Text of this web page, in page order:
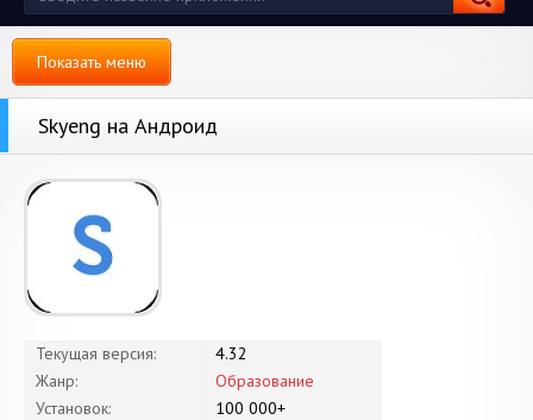
Показать меню
Skyeng на Андроид
Текущая версия:
4.32
Жанр:
Образование
Установок:
100 000+